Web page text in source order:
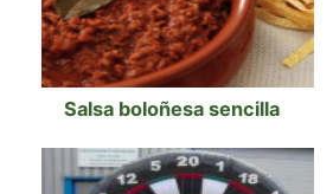
Salsa boloñesa sencilla